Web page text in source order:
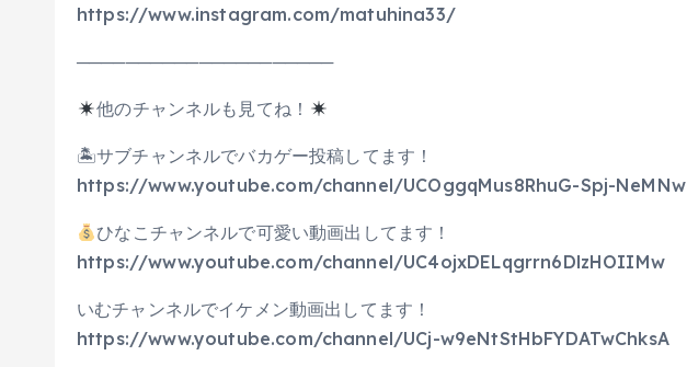
https://www.instagram.com/matuhina33/
─────────────────────
他のチャンネルも見てね！
🏝サブチャンネルでバカゲー投稿してます！
https://www.youtube.com/channel/UCOggqMus8RhuG-Spj-NeMNw
ひなこチャンネルで可愛い動画出してます！
https://www.youtube.com/channel/UC4ojxDELqgrrn6DlzHOIIMw
いむチャンネルでイケメン動画出してます！
https://www.youtube.com/channel/UCj-w9eNtStHbFYDATwChksA